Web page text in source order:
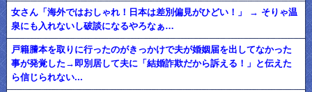
女さん「海外ではおしゃれ！日本は差別偏見がひどい！」 → そりゃ温
泉にも入れないし破談になるやろなぁ…
戸籍謄本を取りに行ったのがきっかけで夫が婚姻届を出してなかった
事が発覚した→即別居して夫に「結婚詐欺だから訴える！」と伝えた
ら信じられない...